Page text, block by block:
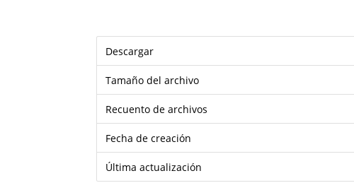
Descargar
Tamaño del archivo
Recuento de archivos
Fecha de creación
Última actualización